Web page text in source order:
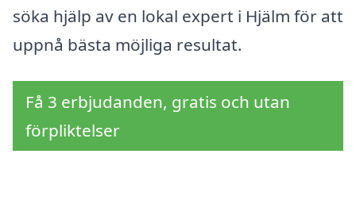
söka hjälp av en lokal expert i Hjälm för att
uppnå bästa möjliga resultat.
Få 3 erbjudanden, gratis och utan
förpliktelser